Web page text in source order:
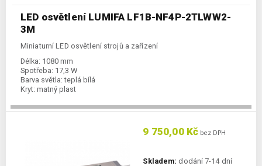
LED osvětlení LUMIFA LF1B-NF4P-2TLWW2-
3M
Miniaturní LED osvětlení strojů a zařízení
Délka: 1080 mm
Spotřeba: 17,3 W
Barva světla: teplá bílá
Kryt: matný plast
9 750,00 Kč bez DPH
Skladem: dodání 7-14 dní